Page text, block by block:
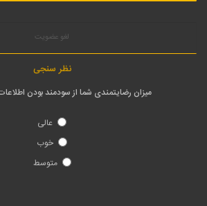
لغو عضویت
نظر سنجی
میزان رضایتمندی شما از سودمند بودن
عالی
خوب
متوسط